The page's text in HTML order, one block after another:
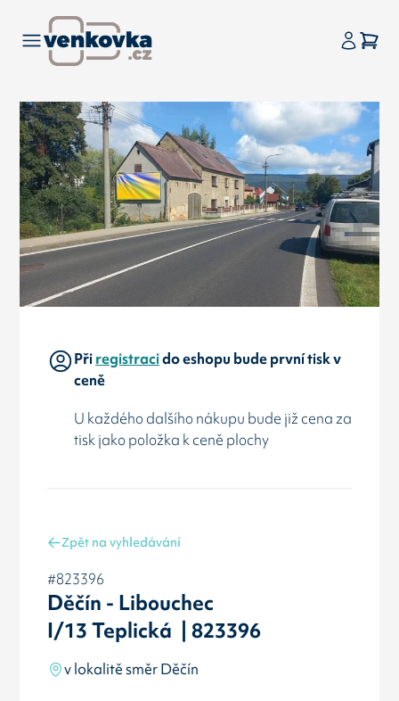
Přiregistracido eshopu bude první tisk v
ceně
U každého dalšího nákupu bude již cena za
tisk jako položka k ceně plochy
Zpět na vyhledávání
#823396
Děčín - Libouchec
I/13 Teplická | 823396
v lokalitě směr Děčín